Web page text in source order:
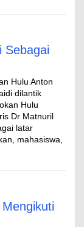
Sebagai
Hulu Anton
dilantik
Hulu
Dr Matnuril
latar
mahasiswa,